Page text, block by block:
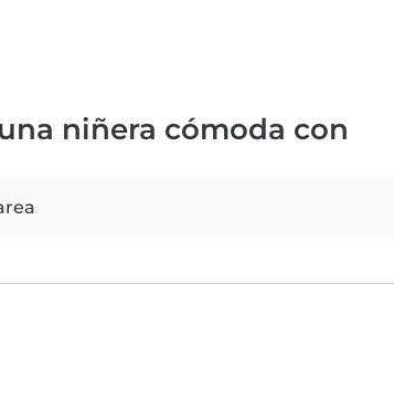
niñera cómoda con